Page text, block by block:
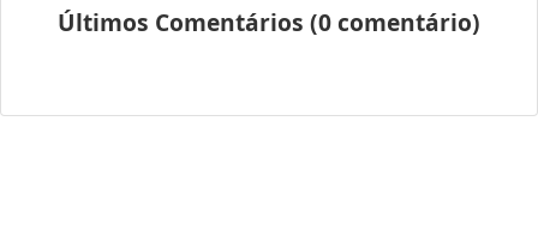
Últimos Comentários (0 comentário)